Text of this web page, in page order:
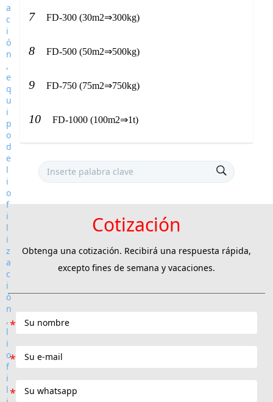
7 FD-300 (30m2⇒300kg)
8 FD-500 (50m2⇒500kg)
9 FD-750 (75m2⇒750kg)
10 FD-1000 (100m2⇒1t)
Cotización
Obtenga una cotización. Recibirá una respuesta rápida,
excepto fines de semana y vacaciones.